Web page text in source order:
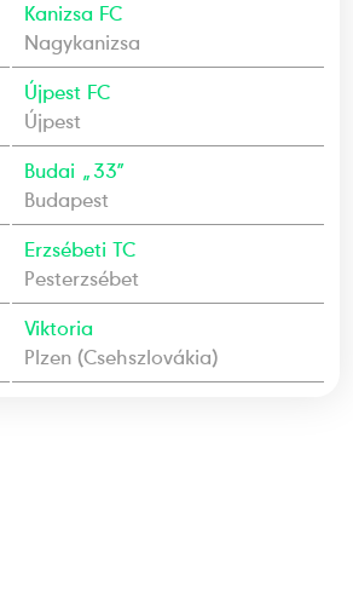
Kanizsa FC
Nagykanizsa
Újpest FC
Újpest
Budai „33”
Budapest
Erzsébeti TC
Pesterzsébet
Viktoria
Plzen (Csehszlovákia)